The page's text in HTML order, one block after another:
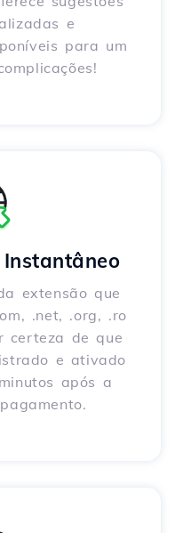
e
para um
extensão que
.net, .org, .ro
certeza de que
e ativado
após a